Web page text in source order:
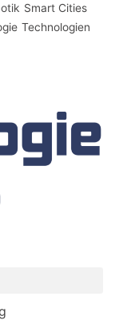
Smart Cities
Technologien